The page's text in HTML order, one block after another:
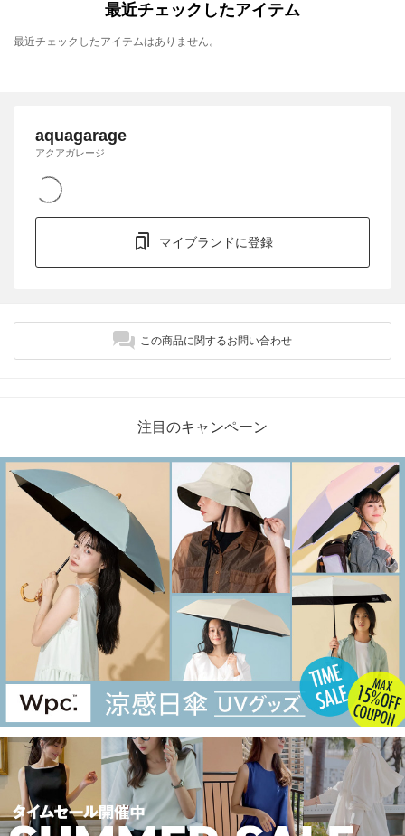
最近チェックしたアイテム
最近チェックしたアイテムはありません。
aquagarage
アクアガレージ
マイブランドに登録
この商品に関するお問い合わせ
注目のキャンペーン